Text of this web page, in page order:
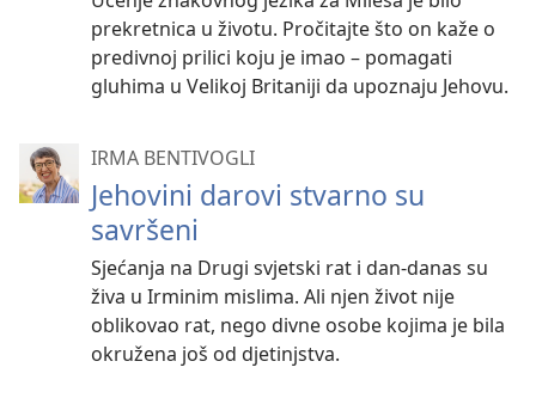
prekretnica u životu. Pročitajte što on kaže o
predivnoj prilici koju je imao – pomagati
gluhima u Velikoj Britaniji da upoznaju Jehovu.
IRMA BENTIVOGLI
Jehovini darovi stvarno su
savršeni
Sjećanja na Drugi svjetski rat i dan-danas su
živa u Irminim mislima. Ali njen život nije
oblikovao rat, nego divne osobe kojima je bila
okružena još od djetinjstva.